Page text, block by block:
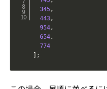
345,
443,
954,
654,
774
;